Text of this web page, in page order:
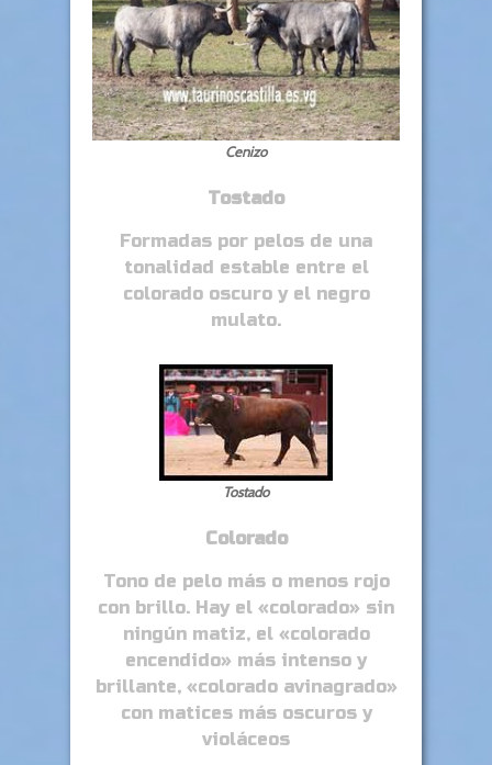
Cenizo
Tostado
Formadas por pelos de una
tonalidad estable entre el
colorado oscuro y el negro
mulato.
Tostado
Colorado
Tono de pelo más o menos rojo
con brillo. Hay el «colorado» sin
ningún matiz, el «colorado
encendido» más intenso y
brillante, «colorado avinagrado»
con matices más oscuros y
violáceos